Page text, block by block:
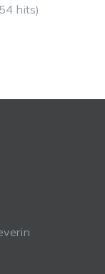
hits)